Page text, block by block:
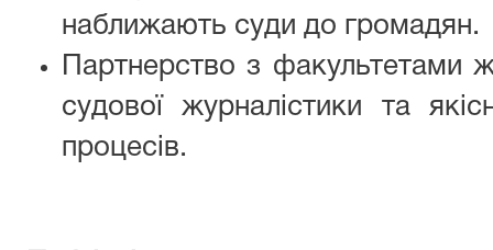
наближають суди до громадян.
Партнерство з факультетами
судової журналістики та
процесів.